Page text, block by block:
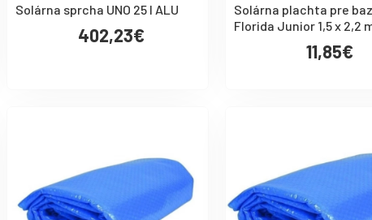
Solárna sprcha UNO 25 l ALU
402,23€
Solárna plachta pre
Florida Junior 1,5 x 2,2
11,85€